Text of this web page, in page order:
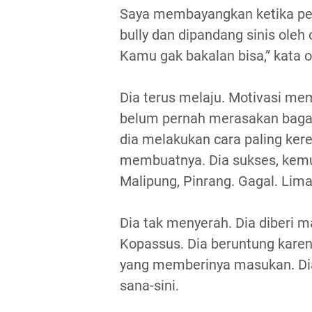
Saya membayangkan ketika
bully dan dipandang sinis oleh
Kamu gak bakalan bisa,” kata
Dia terus melaju. Motivasi
belum pernah merasakan
dia melakukan cara paling
membuatnya. Dia sukses,
Malipung, Pinrang. Gagal.
Dia tak menyerah. Dia diberi
Kopassus. Dia beruntung
yang memberinya masukan.
sana-sini.